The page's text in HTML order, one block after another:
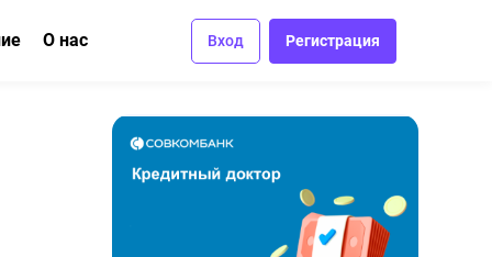
О нас
Вакансии
Вход Регистрация